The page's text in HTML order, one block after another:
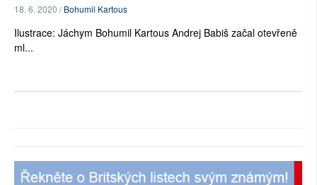
18. 6. 2020 /Bohumil Kartous
Ilustrace: Jáchym Bohumil Kartous Andrej Babiš začal otevřeně
ml...